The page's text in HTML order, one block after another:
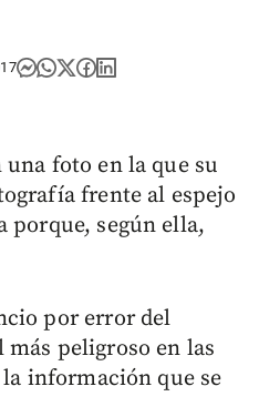
foto en la que su
frente al espejo
según ella,
por error del
peligroso en las
información que se